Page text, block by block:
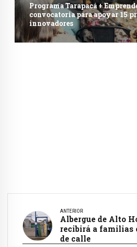
Programa Tarapacá +
convocatoria para apoyar 15
innovadores
ANTERIOR
Albergue de Alto
recibirá a familias
de calle